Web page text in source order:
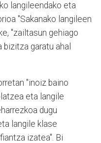
langileendako eta
"Sakanako langileen
"zailtasun gehiago
bizitza garatu ahal
"inoiz baino
eta langile
dugu
langile klase
izatea". Bi